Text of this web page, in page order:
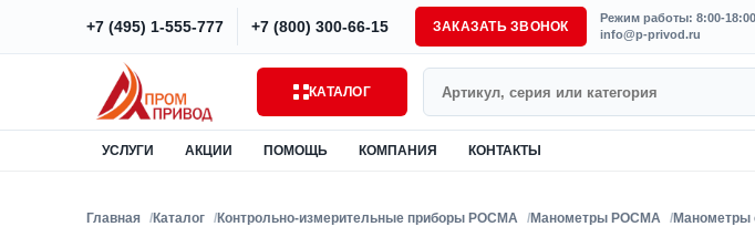
+7 (495) 1-555-777 +7 (800) 300-66-15 ЗАКАЗАТЬ ЗВОНОК
Режим работы: 8:00-18:00
info@p-privod.ru
КАТАЛОГ
УСЛУГИ АКЦИИ ПОМОЩЬ КОМПАНИЯ КОНТАКТЫ
Главная Каталог Контрольно-измерительные приборы РОСМА Манометры РОСМА Манометры